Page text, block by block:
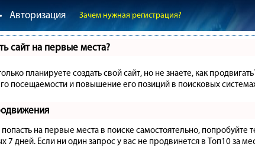
• Авторизация Зачем нужная регистрация?
сайт на первые места?
планируете создать свой сайт, но не знаете, как
посещаемости и повышение его позиций в поисковых
на первые места в поиске самостоятельно, попробуйте
7 дней. Если ни один запрос у вас не продвинется в Топ10 за